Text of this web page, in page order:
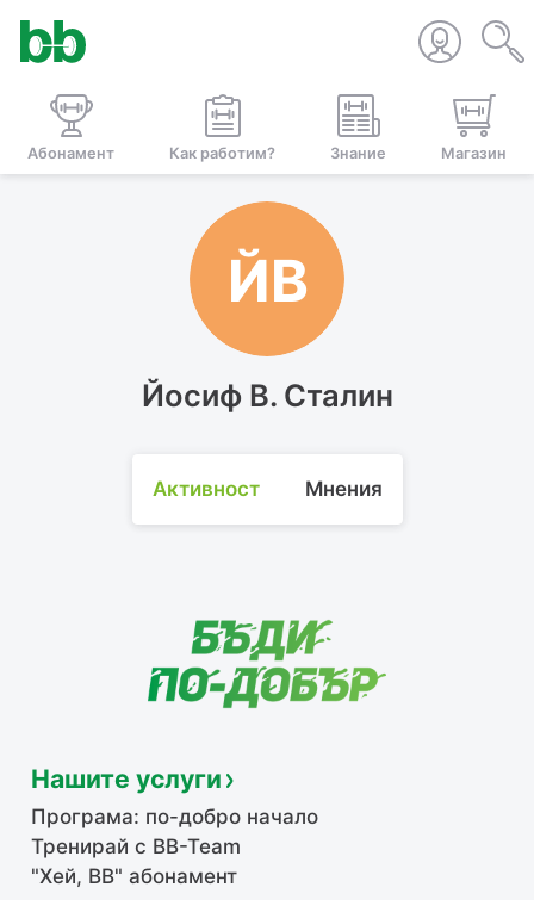
Абонамент Как работим? Знание Магазин
ЙВ
Йосиф В. Сталин
Активност Мнения
Нашите услуги
Програма: по-добро начало
Тренирай с BB-Team
"Хей, ВВ" абонамент